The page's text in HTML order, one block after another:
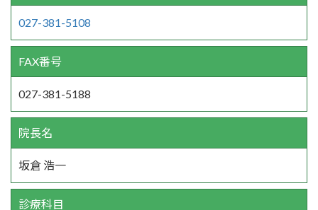
027-381-5108
FAX番号
027-381-5188
院長名
坂倉 浩一
診療科目